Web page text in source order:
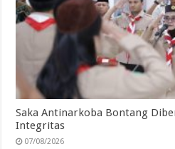
Saka Antinarkoba Bontang
Integritas
07/08/2026